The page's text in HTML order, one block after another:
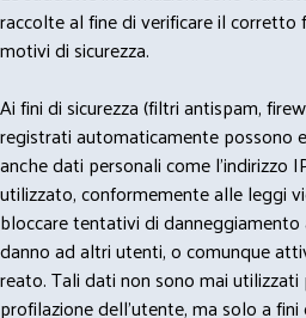
raccolte al fine di verificare il
motivi di sicurezza.
Ai fini di sicurezza (filtri antispam,
registrati automaticamente possono
anche dati personali come l'indirizzo
utilizzato, conformemente alle leggi
bloccare tentativi di
danno ad altri utenti, o comunque
reato. Tali dati non sono mai
profilazione dell'utente, ma solo a